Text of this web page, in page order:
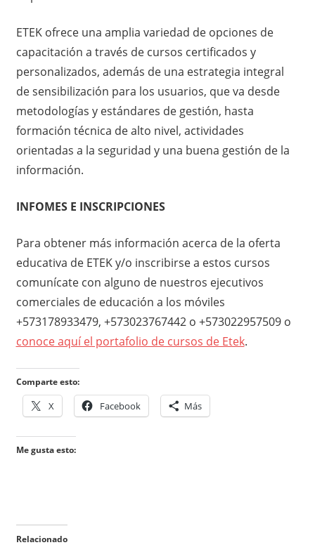
ETEK ofrece una amplia variedad de opciones de
capacitación a través de cursos certificados y
personalizados, además de una estrategia integral
de sensibilización para los usuarios, que va desde
metodologías y estándares de gestión, hasta
formación técnica de alto nivel, actividades
orientadas a la seguridad y una buena gestión de la
información.
INFOMES E INSCRIPCIONES
Para obtener más información acerca de la oferta
educativa de ETEK y/o inscribirse a estos cursos
comunícate con alguno de nuestros ejecutivos
comerciales de educación a los móviles
+573178933479, +573023767442 o +573022957509 o
conoce aquí el portafolio de cursos de Etek.
Comparte esto:
X Facebook Más
Me gusta esto:
Relacionado